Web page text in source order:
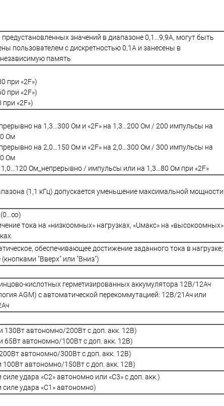
предустановленных значений в диапазоне 0,1…9,9А, могут быть
пользователем с дискретностью 0,1А и занесены в
память
при «2F»)
при «2F»)
при «2F»)
на 1,3…300 Ом и «2F» на 1,3…200 Ом / 200 импульсы на
Ом
на 2,0…150 Ом и «2F» на 2,0…300 Ом / 300 импульсы на
Ом
1,0…120 Ом_непрерывно / импульсы или на 1,3…80 Ом при «2F»
(1,1 кГц) допускается уменьшение максимальной мощности
(0…∞)
тока на «низкоомных» нагрузках, «Uмакс» на «высокоомных»
обеспечивающее достижение заданного тока в нагрузке;
(кнопками "Вверх" или "Вниз")
кислотных герметизированных аккумулятора 12В/12Ач
AGM) с автоматической перекоммутацией: 12В/21Ач или
130Вт автономно/200Вт с доп. акк. 12В)
65Вт автономно/100Вт с доп. акк. 12В)
автономно/300Вт с доп. акк. 12В)
100Вт автономно/150Вт с доп. акк. 12В)
силе удара «С2» автономно или «С3» с доп. акк.)
силе удара «С1» автономно)